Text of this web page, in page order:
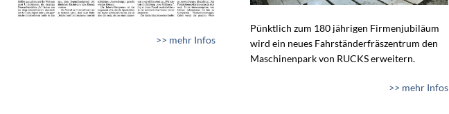
>> mehr Infos
Pünktlich zum 180 jährigen Firmenjubiläum
wird ein neues Fahrständerfräszentrum den
Maschinenpark von RUCKS erweitern.
>> mehr Infos